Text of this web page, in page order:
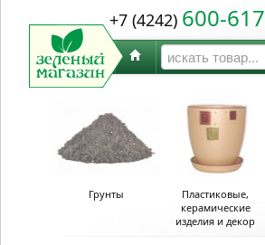
+7 (4242) 600-617
Грунты
Пластиковые,
керамические
изделия и декор